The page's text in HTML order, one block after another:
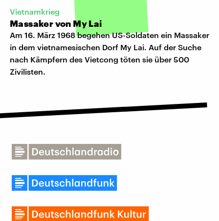
Vietnamkrieg
Massaker von My Lai
Am 16. März 1968 begehen US-Soldaten ein Massaker
in dem vietnamesischen Dorf My Lai. Auf der Suche
nach Kämpfern des Vietcong töten sie über 500
Zivilisten.